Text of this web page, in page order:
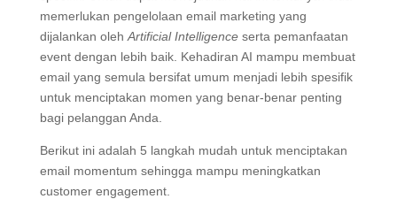
memerlukan pengelolaan email marketing yang
dijalankan oleh Artificial Intelligenceserta pemanfaatan
event dengan lebih baik. Kehadiran AI mampu membuat
email yang semula bersifat umum menjadi lebih spesifik
untuk menciptakan momen yang benar-benar penting
bagi pelanggan Anda.
Berikut ini adalah 5 langkah mudah untuk menciptakan
email momentum sehingga mampu meningkatkan
customer engagement.